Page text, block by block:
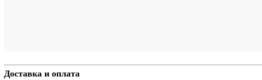
Доставка и оплата